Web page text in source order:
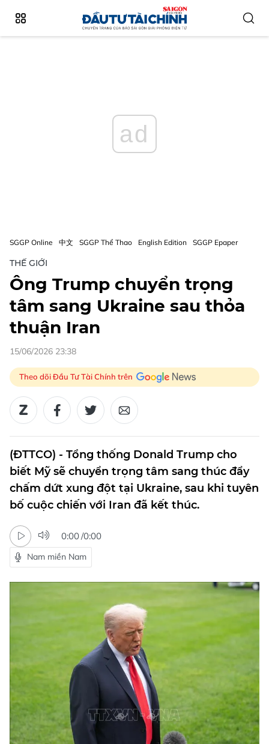
ad
SGGP Online 中文 SGGP Thể Thao English Edition SGGP Epaper
THẾ GIỚI
Ông Trump chuyển trọng
tâm sang Ukraine sau thỏa
thuận Iran
15/06/2026 23:38
Theo dõi Đầu Tư Tài Chính trên
(ĐTTCO) - Tổng thống Donald Trump cho
biết Mỹ sẽ chuyển trọng tâm sang thúc đẩy
chấm dứt xung đột tại Ukraine, sau khi tuyên
bố cuộc chiến với Iran đã kết thúc.
0:00/0:00
Nam miền Nam